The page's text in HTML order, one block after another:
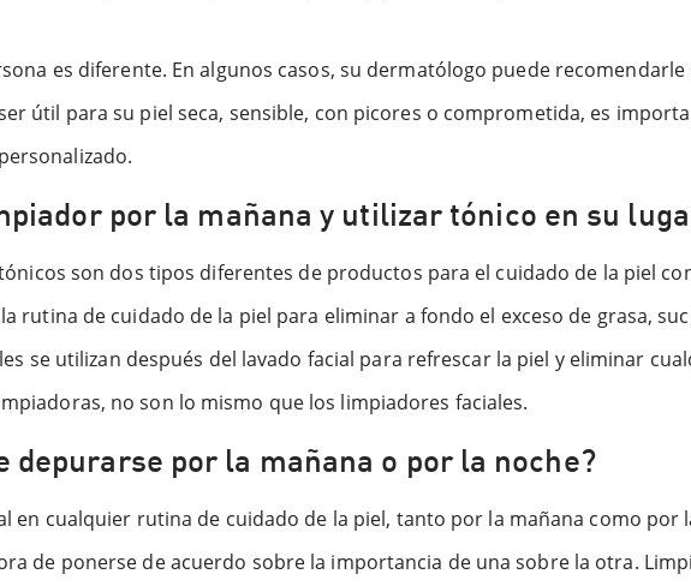
es diferente. En algunos casos, su dermatólogo puede
útil para su piel seca, sensible, con picores o comprometida, es
por la mañana y utilizar tónico en su
son dos tipos diferentes de productos para el cuidado de la piel
rutina de cuidado de la piel para eliminar a fondo el exceso de grasa,
se utilizan después del lavado facial para refrescar la piel y eliminar
no son lo mismo que los limpiadores faciales.
depurarse por la mañana o por la noche?
en cualquier rutina de cuidado de la piel, tanto por la mañana como
de ponerse de acuerdo sobre la importancia de una sobre la otra.